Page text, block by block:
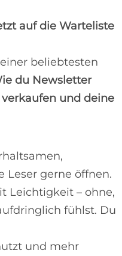
auf die Warteliste
beliebtesten
du Newsletter
und deine
Leser gerne öffnen.
Leichtigkeit – ohne,
fühlst. Du
und mehr